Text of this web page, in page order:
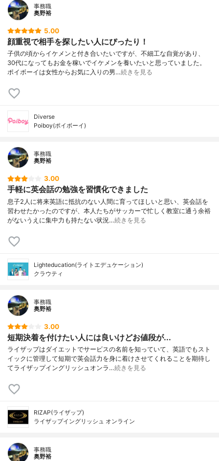
事務職
奥野裕
5.00
顔重視で相手を探したい人にぴったり！
子供の頃からイケメンと付き合いたいですが、不細工な自覚があり、
30代になってもお金を稼いでイケメンを養いたいと思っていました。
ポイボーイは女性からお気に入りの男…続きを見る
Diverse
Poiboy(ポイボーイ)
事務職
奥野裕
3.00
手軽に英会話の勉強を習慣化できました
息子2人に将来英語に抵抗のない人間に育ってほしいと思い、英会話を
習わせたかったのですが、本人たちがサッカーで忙しく教室に通う余裕
がないうえに集中力も持たない状況…続きを見る
Lighteducation(ライトエデュケーション)
クラウティ
事務職
奥野裕
3.00
短期決着を付けたい人には良いけどお値段が...
ライザップはダイエットでサービスの名前を知っていて、英語でもスト
イックに管理して短期で英会話力を身に着けさせてくれることを期待し
てライザップイングリッシュオンラ…続きを見る
RIZAP(ライザップ)
ライザップイングリッシュ オンライン
事務職
奥野裕